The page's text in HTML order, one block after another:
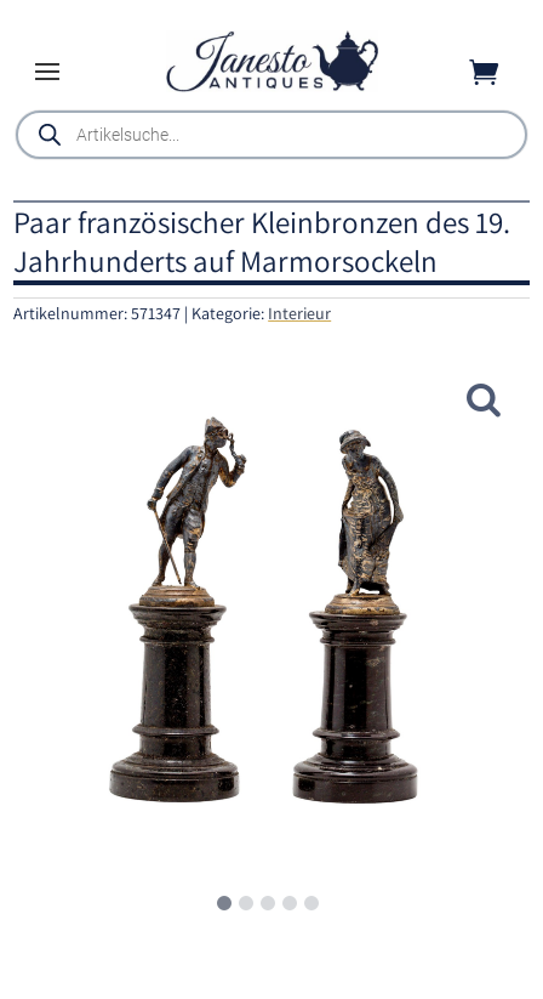

Products
search
Paar französischer Kleinbronzen des 19.
Jahrhunderts auf Marmorsockeln
Artikelnummer:571347 Kategorie: Interieur